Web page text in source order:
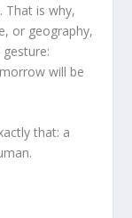
That is why,
or geography,
will be
that: a